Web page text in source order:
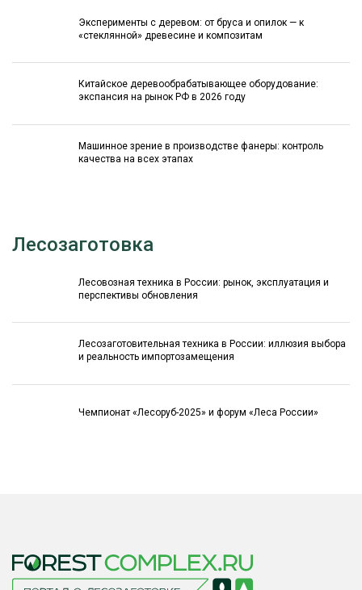
Эксперименты с деревом: от бруса и опилок — к
«стеклянной» древесине и композитам
Китайское деревообрабатывающее оборудование:
экспансия на рынок РФ в 2026 году
Машинное зрение в производстве фанеры: контроль
качества на всех этапах
Лесозаготовка
Лесовозная техника в России: рынок, эксплуатация и
перспективы обновления
Лесозаготовительная техника в России: иллюзия выбора
и реальность импортозамещения
Чемпионат «Лесоруб-2025» и форум «Леса России»